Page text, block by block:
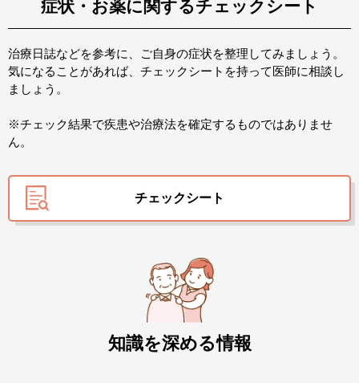
症状・お薬に関するチェックシート
治療日誌などを参考に、ご自身の症状を整理してみましょう。
気になることがあれば、チェックシートを持って医師に相談し
ましょう。
※チェック結果で疾患や治療法を確定するものではありませ
ん。
チェックシート
知識を深める情報